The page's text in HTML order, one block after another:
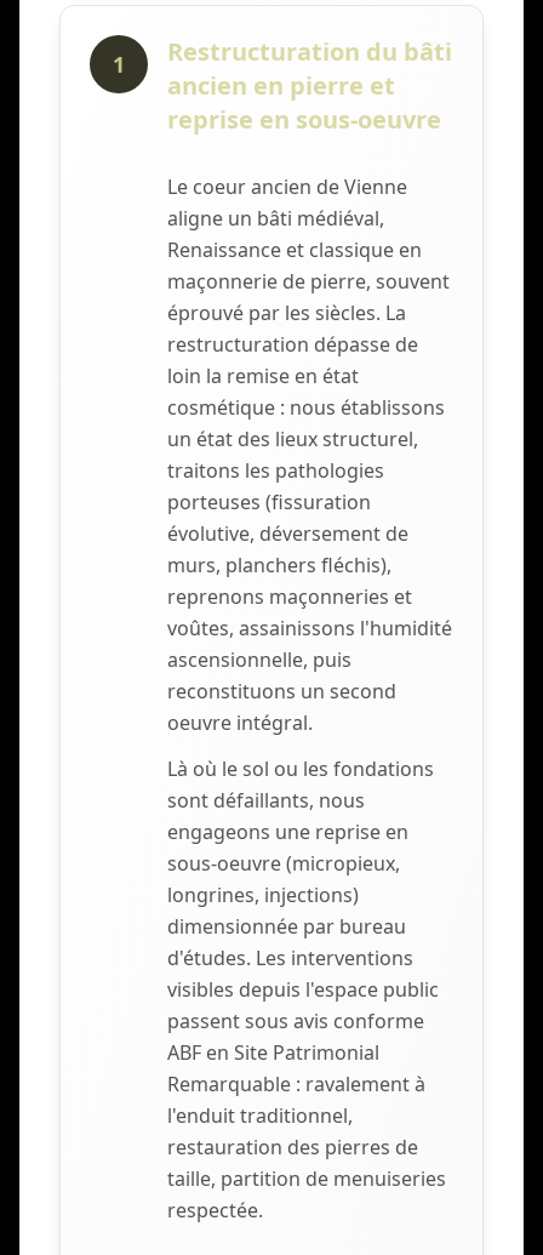
1
Restructuration du bâti
ancien en pierre et
reprise en sous-oeuvre
Le coeur ancien de Vienne
aligne un bâti médiéval,
Renaissance et classique en
maçonnerie de pierre, souvent
éprouvé par les siècles. La
restructuration dépasse de
loin la remise en état
cosmétique : nous établissons
un état des lieux structurel,
traitons les pathologies
porteuses (fissuration
évolutive, déversement de
murs, planchers fléchis),
reprenons maçonneries et
voûtes, assainissons l'humidité
ascensionnelle, puis
reconstituons un second
oeuvre intégral.
Là où le sol ou les fondations
sont défaillants, nous
engageons une reprise en
sous-oeuvre (micropieux,
longrines, injections)
dimensionnée par bureau
d'études. Les interventions
visibles depuis l'espace public
passent sous avis conforme
ABF en Site Patrimonial
Remarquable : ravalement à
l'enduit traditionnel,
restauration des pierres de
taille, partition de menuiseries
respectée.